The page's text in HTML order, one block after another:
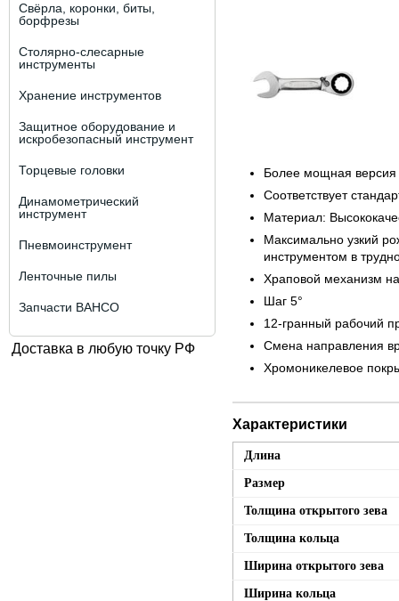
Свёрла, коронки, биты,
борфрезы
Столярно-слесарные
инструменты
Хранение инструментов
Защитное оборудование и
искробезопасный инструмент
Торцевые головки
Динамометрический
инструмент
Пневмоинструмент
Ленточные пилы
Запчасти BAHCO
Доставка в любую точку РФ
Более мощная версия
Соответствует
Материал:
Максимально узкий
инструментом в
Храповой механизм
Шаг 5°
12-гранный рабочий
Смена направления
Хромоникелевое
Характеристики
Длина
Размер
Толщина открытого зева
Толщина кольца
Ширина открытого зева
Ширина кольца